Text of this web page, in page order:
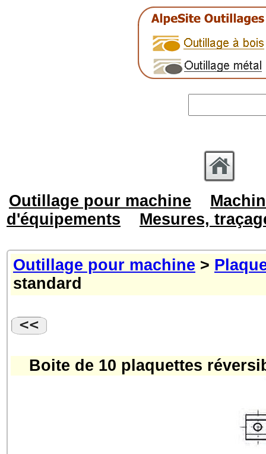
Outillage pour machine
d'équipements
Mesures,
Outillage pour machine >
standard
Boite de 10 plaquettes